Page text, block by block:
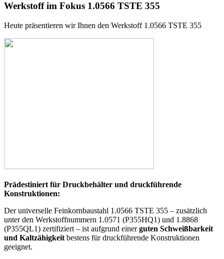
Werkstoff im Fokus 1.0566 TSTE 355
Heute präsentieren wir Ihnen den Werkstoff 1.0566 TSTE 355
Prädestiniert für Druckbehälter und druckführende
Konstruktionen:
Der universelle Feinkornbaustahl 1.0566 TSTE 355 – zusätzlich
unter den Werkstoffnummern 1.0571 (P355HQ1) und 1.8868
(P355QL1) zertifiziert – ist aufgrund einerguten Schweißbarkeit
und Kaltzähigkeit bestens für druckführende Konstruktionen
geeignet.